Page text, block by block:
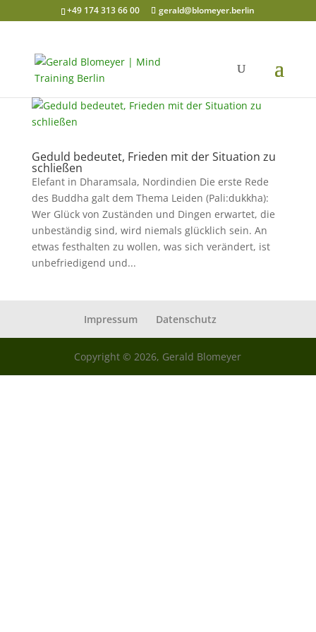
+49 174 313 66 00 gerald@blomeyer.berlin
Geduld bedeutet, Frieden mit der Situation zu
schließen
Elefant in Dharamsala, Nordindien Die erste Rede
des Buddha galt dem Thema Leiden (Pali:dukkha):
Wer Glück von Zuständen und Dingen erwartet, die
unbeständig sind, wird niemals glücklich sein. An
etwas festhalten zu wollen, was sich verändert, ist
unbefriedigend und...
Impressum Datenschutz
Copyright © 2026, Gerald Blomeyer